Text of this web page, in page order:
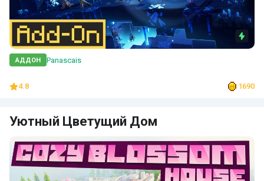
АДДОН Panascais
4.8 1690
Уютный Цветущий Дом